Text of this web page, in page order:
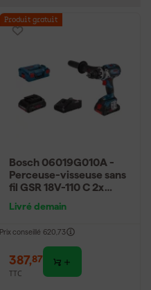
Produit gratuit
Bosch 06019G010A -
Perceuse-visseuse sans
fil GSR 18V-110 C 2x
chargeur GAL 18V-40
Livré demain
Prix conseillé 620,73
387,87
TTC